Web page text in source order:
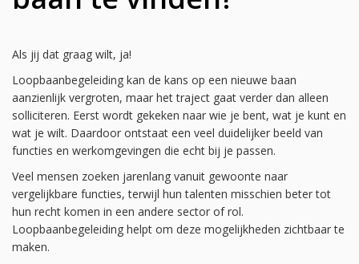
Als jij dat graag wilt, ja!
Loopbaanbegeleiding kan de kans op een nieuwe baan
aanzienlijk vergroten, maar het traject gaat verder dan alleen
solliciteren. Eerst wordt gekeken naar wie je bent, wat je kunt en
wat je wilt. Daardoor ontstaat een veel duidelijker beeld van
functies en werkomgevingen die echt bij je passen.
Veel mensen zoeken jarenlang vanuit gewoonte naar
vergelijkbare functies, terwijl hun talenten misschien beter tot
hun recht komen in een andere sector of rol.
Loopbaanbegeleiding helpt om deze mogelijkheden zichtbaar te
maken.